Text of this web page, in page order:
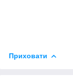
Приховати